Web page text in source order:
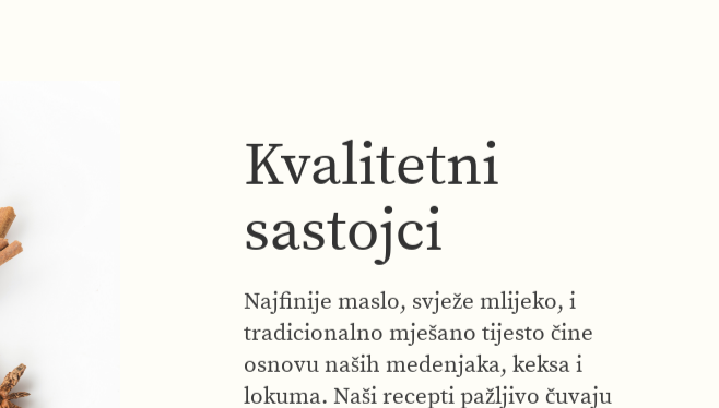
Kvalitetni
sastojci
Najfinije maslo, svježe mlijeko, i
tradicionalno mješano tijesto čine
osnovu naših medenjaka, keksa i
lokuma. Naši recepti pažljivo čuvaju